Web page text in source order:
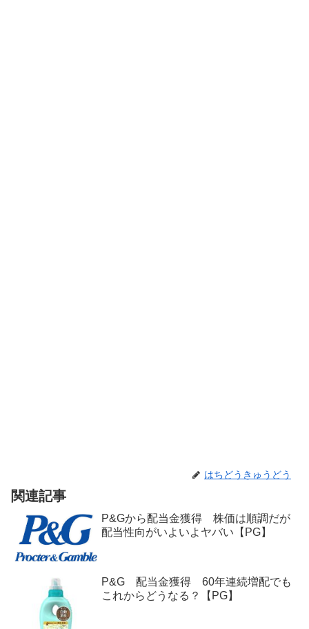
はちどうきゅうどう
関連記事
P&Gから配当金獲得 株価は順調だが
配当性向がいよいよヤバい【PG】
P&G 配当金獲得 60年連続増配でも
これからどうなる？【PG】